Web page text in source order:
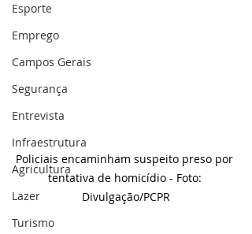
Esporte
Emprego
Campos Gerais
Segurança
Entrevista
Infraestrutura
Agricultura
Lazer
Turismo
Policiais encaminham suspeito preso por
tentativa de homicídio - Foto:
Divulgação/PCPR